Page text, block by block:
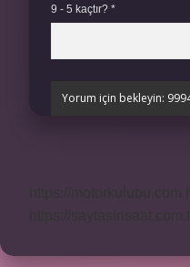
9 - 5 kaçtır? *